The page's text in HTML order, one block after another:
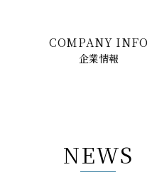
COMPANY INFO
企業情報
NEWS